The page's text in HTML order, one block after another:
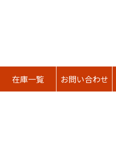
在庫一覧 お問い合わせ